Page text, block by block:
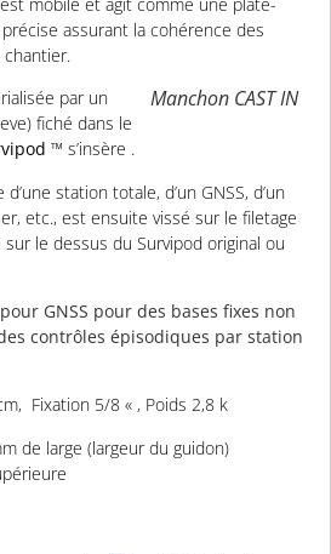
assurant la cohérence des
Manchon CAST IN
par un
fiché dans le
™ s’insère .
d’une station totale, d’un GNSS, d’un
etc., est ensuite vissé sur le filetage
le dessus du Survipod original ou
GNSS pour des bases fixes non
contrôles épisodiques par station
Fixation 5/8 « , Poids 2,8 k
de large (largeur du guidon)